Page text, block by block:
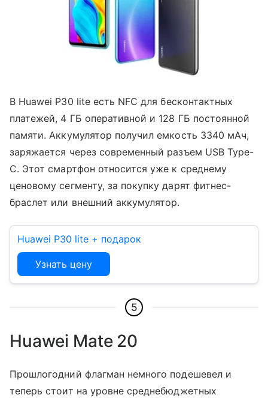
В Huawei P30 lite есть NFC для бесконтактных
платежей, 4 ГБ оперативной и 128 ГБ постоянной
памяти. Аккумулятор получил емкость 3340 мАч,
заряжается через современный разъем USB Type-
C. Этот смартфон относится уже к среднему
ценовому сегменту, за покупку дарят фитнес-
браслет или внешний аккумулятор.
Huawei P30 lite + подарок
Узнать цену
5
Huawei Mate 20
Прошлогодний флагман немного подешевел и
теперь стоит на уровне среднебюджетных